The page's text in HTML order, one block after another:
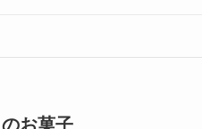
のお菓子